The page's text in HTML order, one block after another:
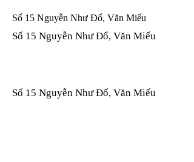
Số 15 Nguyễn Như Đổ, Văn Miếu
Số 15 Nguyễn Như Đổ, Văn Miếu
Số 15 Nguyễn Như Đổ, Văn Miếu